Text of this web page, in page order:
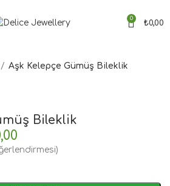
0
₺0,00
Aşk Kelepçe Gümüş Bileklik
Bileklik